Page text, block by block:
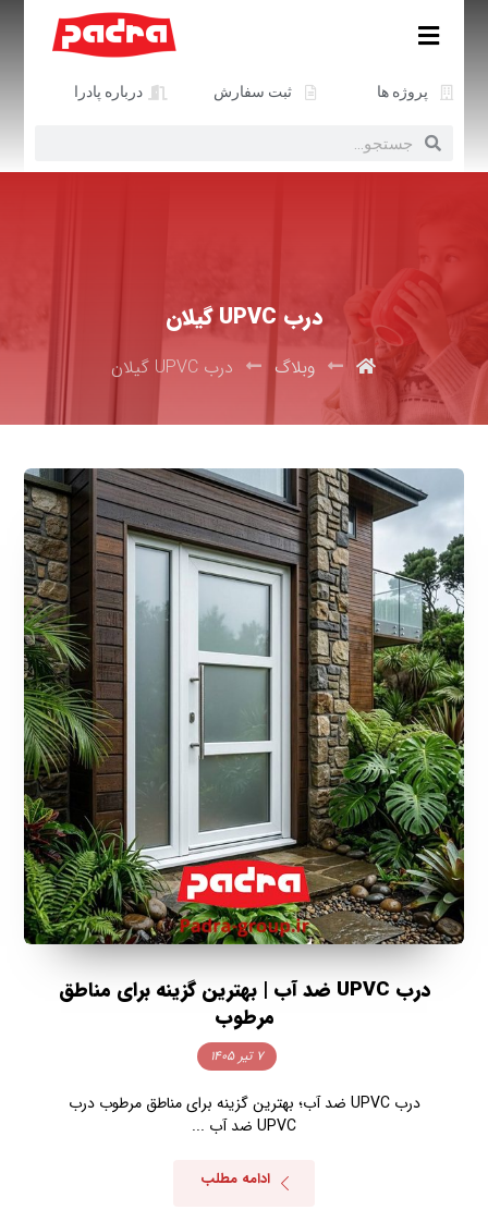
پروژه ها ثبت سفارش درباره پادرا
درب UPVC گیلان
وبلاگ درب UPVC گیلان
درب UPVC ضد آب | بهترین گزینه برای مناطق
مرطوب
۷ تیر ۱۴۰۵
درب UPVC ضد آب؛ بهترین گزینه برای مناطق مرطوب درب
UPVC ضد آب ...
ادامه مطلب